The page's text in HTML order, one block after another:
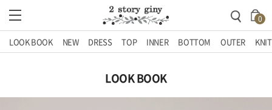
0
LOOK BOOK NEW DRESS TOP INNER BOTTOM OUTER KNIT
LOOK BOOK